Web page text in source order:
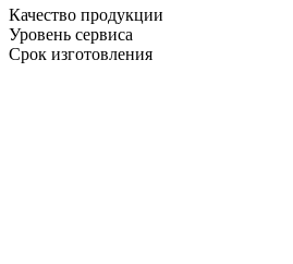
Качество продукции
Уровень сервиса
Срок изготовления